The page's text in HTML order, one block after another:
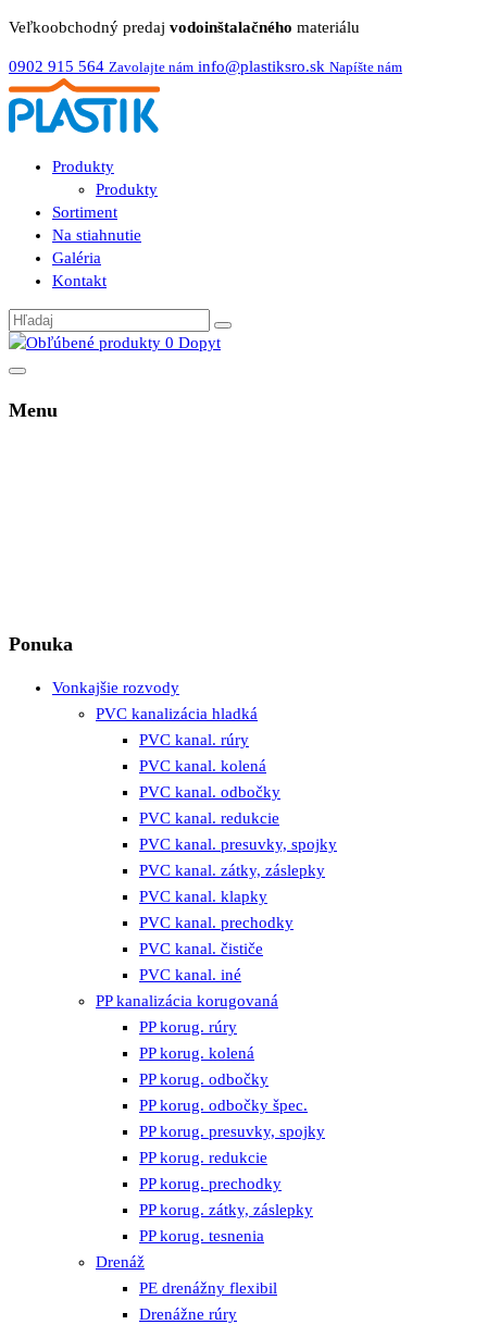
Veľkoobchodný predaj vodoinštalačného materiálu
0902 915 564 Zavolajte nám info@plastiksro.sk Napíšte nám
Produkty
Produkty
Sortiment
Na stiahnutie
Galéria
Kontakt
0 Dopyt
Menu
Ponuka
Vonkajšie rozvody
PVC kanalizácia hladká
PVC kanal. rúry
PVC kanal. kolená
PVC kanal. odbočky
PVC kanal. redukcie
PVC kanal. presuvky, spojky
PVC kanal. zátky, záslepky
PVC kanal. klapky
PVC kanal. prechodky
PVC kanal. čističe
PVC kanal. iné
PP kanalizácia korugovaná
PP korug. rúry
PP korug. kolená
PP korug. odbočky
PP korug. odbočky špec.
PP korug. presuvky, spojky
PP korug. redukcie
PP korug. prechodky
PP korug. zátky, záslepky
PP korug. tesnenia
Drenáž
PE drenážny flexibil
Drenážne rúry